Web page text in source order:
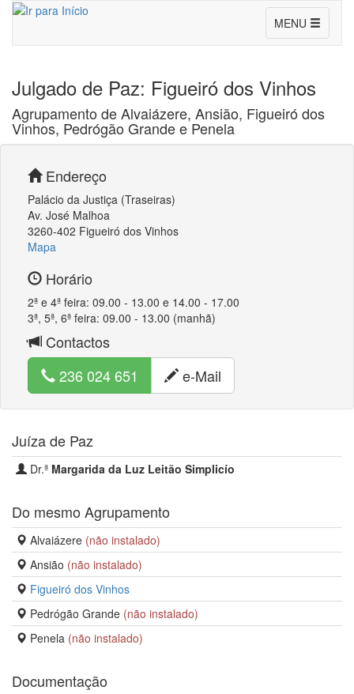
MENU
Conselho
dos
Julgados
de
Paz
Ver no Google Maps
+
−
Julgado de Paz: Figueiró dos Vinhos
Agrupamento de Alvaiázere, Ansião, Figueiró dos
Vinhos, Pedrógão Grande e Penela
Endereço
Palácio da Justiça (Traseiras)
Av. José Malhoa
3260-402 Figueiró dos Vinhos
Mapa
Horário
2ª e 4ª feira: 09.00 - 13.00 e 14.00 - 17.00
3ª, 5ª, 6ª feira: 09.00 - 13.00 (manhã)
Contactos
236 024 651
e-Mail
Juíza de Paz
Dr.ª Margarida da Luz Leitão Simplicío
Do mesmo Agrupamento
Alvaiázere (não instalado)
Ansião (não instalado)
Figueiró dos Vinhos
Pedrógão Grande (não instalado)
Penela (não instalado)
Documentação